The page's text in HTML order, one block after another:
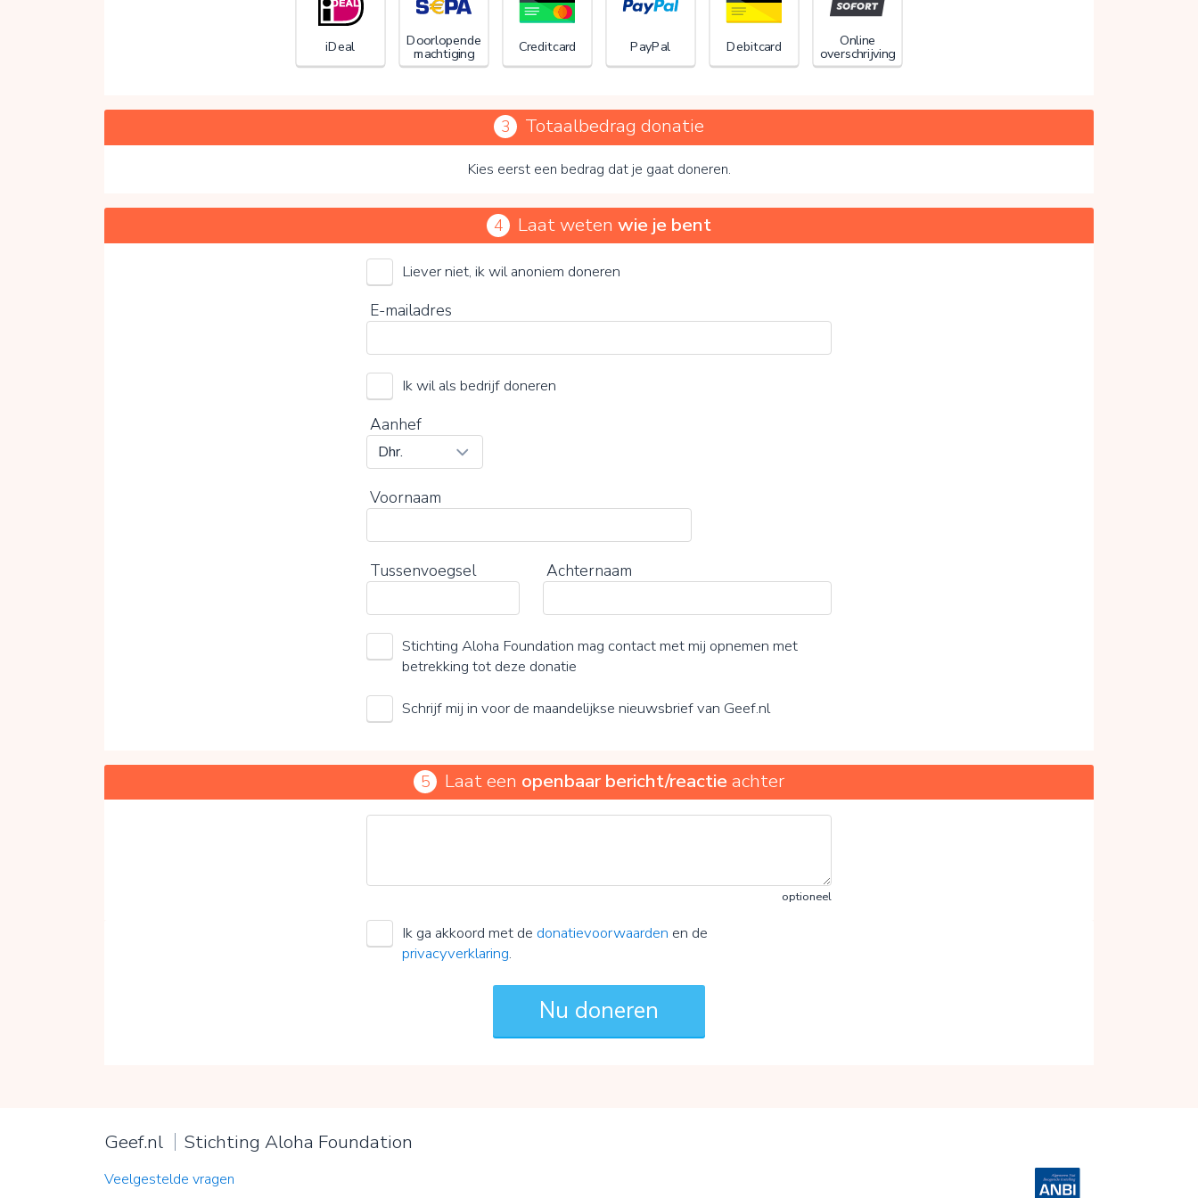
iDeal Doorlopende
machtiging Creditcard PayPal Debitcard Online
overschrijving
3 Totaalbedrag donatie
Kies eerst een bedrag dat je gaat doneren.
Stichting Aloha Foundation
Kies je vrijwillige bijdrage
0% 20%
4 Laat weten wie je bent
Liever niet, ik wil anoniem doneren
E-mailadres
Ik wil als bedrijf doneren
Aanhef
Voornaam
Tussenvoegsel Achternaam
Stichting Aloha Foundation mag contact met mij opnemen met
betrekking tot deze donatie
Schrijf mij in voor de maandelijkse nieuwsbrief van Geef.nl
5 Laat een openbaar bericht/reactie achter
optioneel
Ik ga akkoord met de donatievoorwaarden en de
privacyverklaring.
Geef.nl Stichting Aloha Foundation
Veelgestelde vragen